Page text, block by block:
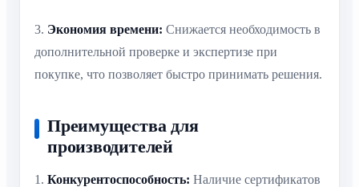
3. Экономия времени: Снижается необходимость в
дополнительной проверке и экспертизе при
покупке, что позволяет быстро принимать решения.
Преимущества для
производителей
1. Конкурентоспособность: Наличие сертификатов